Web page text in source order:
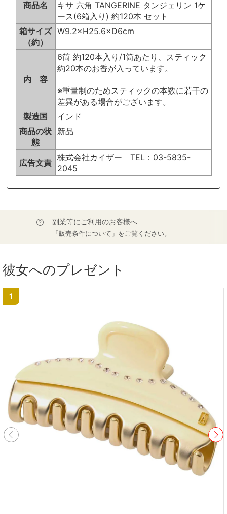
商品名
キサ 六角 TANGERINE タンジェリン 1ケ
ース(6箱入り) 約120本 セット
箱サイズ
（約）
W9.2×H25.6×D6cm
内 容
6筒 約120本入り/1筒あたり、スティック
約20本のお香が入っています。
※重量制のためスティックの本数に若干の
差異がある場合がございます。
製造国
インド
商品の状
態
新品
広告文責
株式会社カイザー TEL：03-5835-
2045
副業等にご利用のお客様へ
「販売条件について」をご覧ください。
彼女へのプレゼント
1